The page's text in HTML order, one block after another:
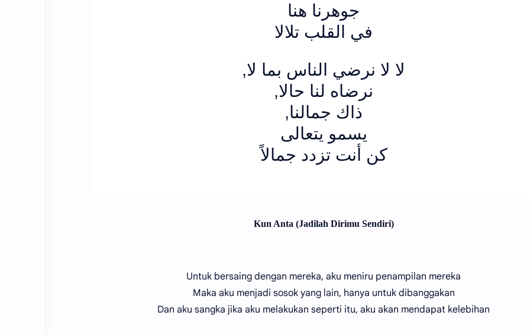
جوهرنا هنا
في القلب تلالا
,لا لا نرضي الناس بما لا
,نرضاه لنا حالا
,ذاك جمالنا
يسمو يتعالى
كن أنت تزدد جمالاً
Kun Anta (Jadilah Dirimu Sendiri)
Untuk bersaing dengan mereka, aku meniru penampilan mereka
Maka aku menjadi sosok yang lain, hanya untuk dibanggakan
Dan aku sangka jika aku melakukan seperti itu, aku akan mendapat kelebihan